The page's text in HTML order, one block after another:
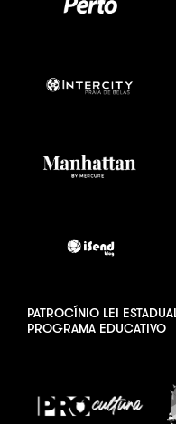
PATROCÍNIO LEI
PROGRAMA EDUCATIVO